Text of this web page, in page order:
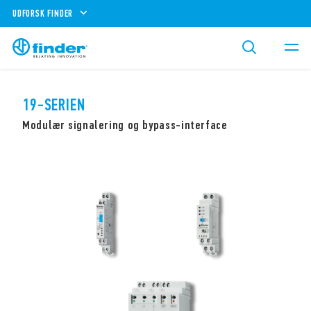
UDFORSK FINDER
19-SERIEN
Modulær signalering og bypass-interface